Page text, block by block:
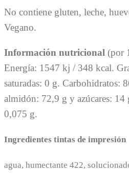
No contiene gluten, leche,
Vegano.
Información nutricional (por
Energía: 1547 kj / 348 kcal.
saturadas: 0 g. Carbohidratos:
almidón: 72,9 g y azúcares: 14
0,075 g.
Ingredientes tintas de impresión
agua, humectante 422,